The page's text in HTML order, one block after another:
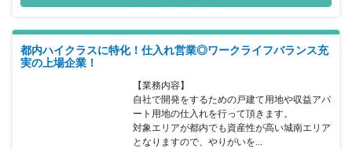
都内ハイクラスに特化！仕入れ営業◎ワークライフバランス充
実の上場企業！
【業務内容】
自社で開発をするための戸建て用地や収益アパ
ート用地の仕入れを行って頂きます。
対象エリアが都内でも資産性が高い城南エリア
となりますので、やりがいを...